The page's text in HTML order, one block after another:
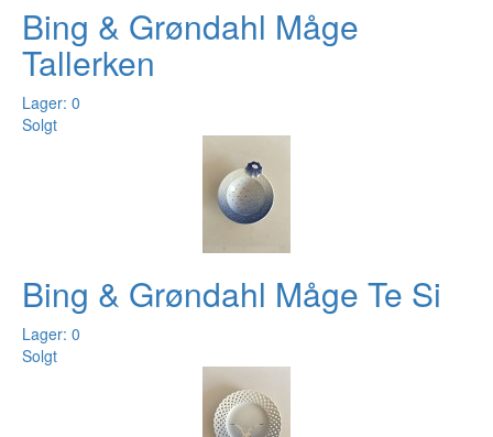
Bing & Grøndahl Måge
Tallerken
Lager: 0
Solgt
Bing & Grøndahl Måge Te Si
Lager: 0
Solgt